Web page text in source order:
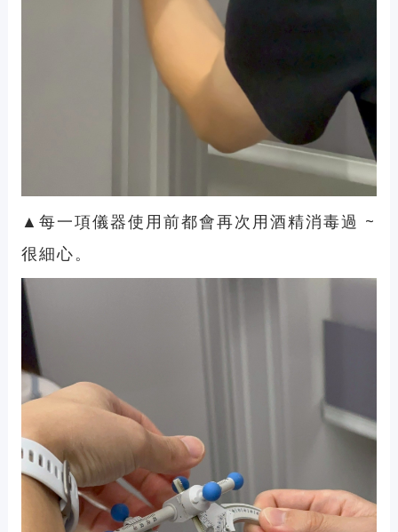
▲每一項儀器使用前都會再次用酒精消毒過 ~
很細心。